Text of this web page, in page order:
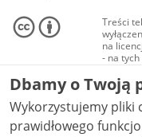
Treści
na
- na tych
audio i
Creative
NC-ND
Dbamy o Twoją
Wykorzystujemy pliki
prawidłowego